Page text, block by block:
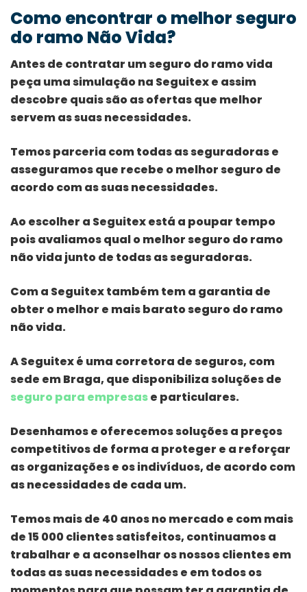
Como encontrar o melhor seguro
do ramo Não Vida?
Antes de contratar um seguro do ramo vida
peça uma simulação na Seguitex e assim
descobre quais são as ofertas que melhor
servem as suas necessidades.
Temos parceria com todas as seguradoras e
asseguramos que recebe o melhor seguro de
acordo com as suas necessidades.
Ao escolher a Seguitex está a poupar tempo
pois avaliamos qual o melhor seguro do ramo
não vida junto de todas as seguradoras.
Com a Seguitex também tem a garantia de
obter o melhor e mais barato seguro do ramo
não vida.
A Seguitex é uma corretora de seguros, com
sede em Braga, que disponibiliza soluções de
seguro para empresase particulares.
Desenhamos e oferecemos soluções a preços
competitivos de forma a proteger e a reforçar
as organizações e os indivíduos, de acordo com
as necessidades de cada um.
Temos mais de 40 anos no mercado e com mais
de 15 000 clientes satisfeitos, continuamos a
trabalhar e a aconselhar os nossos clientes em
todas as suas necessidades e em todos os